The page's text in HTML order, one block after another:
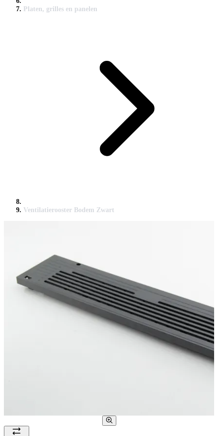
Platen, grilles en panelen
Ventilatierooster Bodem Zwart